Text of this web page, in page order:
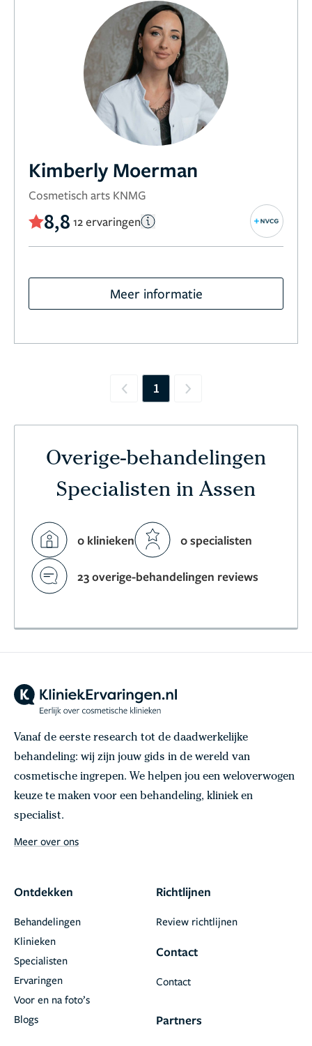
Kimberly Moerman
Cosmetisch arts KNMG
8,8 12 ervaringen
Meer informatie
Previous
1 Next
Overige-behandelingen
Specialisten in Assen
0 klinieken 0 specialisten
23 overige-behandelingen reviews
Vanaf de eerste research tot de daadwerkelijke
behandeling: wij zijn jouw gids in de wereld van
cosmetische ingrepen. We helpen jou een weloverwogen
keuze te maken voor een behandeling, kliniek en
specialist.
Meer over ons
Ontdekken
Behandelingen
Klinieken
Specialisten
Ervaringen
Voor en na foto’s
Blogs
Richtlijnen
Review richtlijnen
Contact
Contact
Partners